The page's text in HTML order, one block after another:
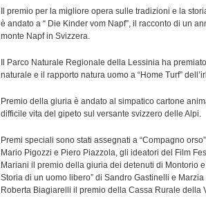
Il premio per la migliore opera sulle tradizioni e la
è andato a “ Die Kinder vom Napf”, il racconto di un
monte Napf in Svizzera.
Il Parco Naturale Regionale della Lessinia ha
naturale e il rapporto natura uomo a “Home Turf”
Premio della giuria è andato al simpatico cartone
difficile vita del gipeto sul versante svizzero delle Alpi.
Premi speciali sono stati assegnati a “Compagno
Mario Pigozzi e Piero Piazzola, gli ideatori del Film
Mariani il premio della giuria dei detenuti di Montorio
Storia di un uomo libero” di Sandro Gastinelli e
Roberta Biagiarelli il premio della Cassa Rurale